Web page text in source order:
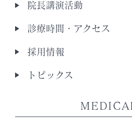
院長講演活動
診療時間・アクセス
採用情報
トピックス